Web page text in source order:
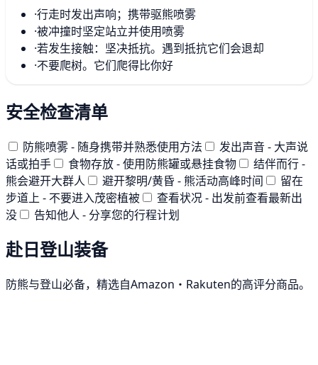
·行走时发出声响；携带驱熊喷雾
·被冲撞时坚定站立并使用喷雾
·若发生接触：坚决抵抗。遇到抵抗它们会退却
·不要爬树。它们爬得比你好
安全检查清单
防熊喷雾 - 随身携带并熟悉使用方法
发出声音 - 大声说
话或拍手
食物存放 - 使用防熊罐或悬挂食物
结伴而行 -
熊会避开大群人
避开黎明/黄昏 - 熊活动高峰时间
留在
步道上 - 不要进入茂密植被
查看状况 - 出发前查看最新出
没
告知他人 - 分享您的行程计划
赴日登山装备
防熊与登山必备，精选自Amazon・Rakuten的高评分商品。